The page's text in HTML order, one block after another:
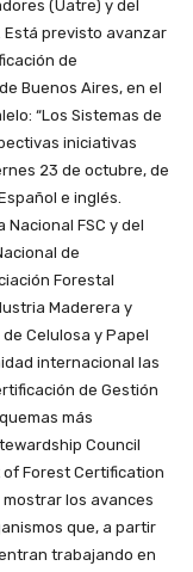
(Uatre) y del
Está previsto avanzar
de
Buenos Aires, en el
“Los Sistemas de
iniciativas
23 de octubre, de
e inglés.
FSC y del
de
Forestal
Maderera y
Celulosa y Papel
internacional las
de Gestión
más
Council
of Forest Certification
los avances
que, a partir
trabajando en